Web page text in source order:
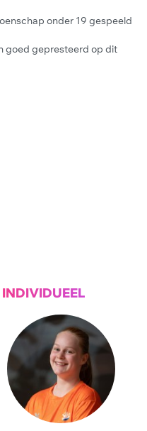
onder 19 gespeeld
goed gepresteerd op dit